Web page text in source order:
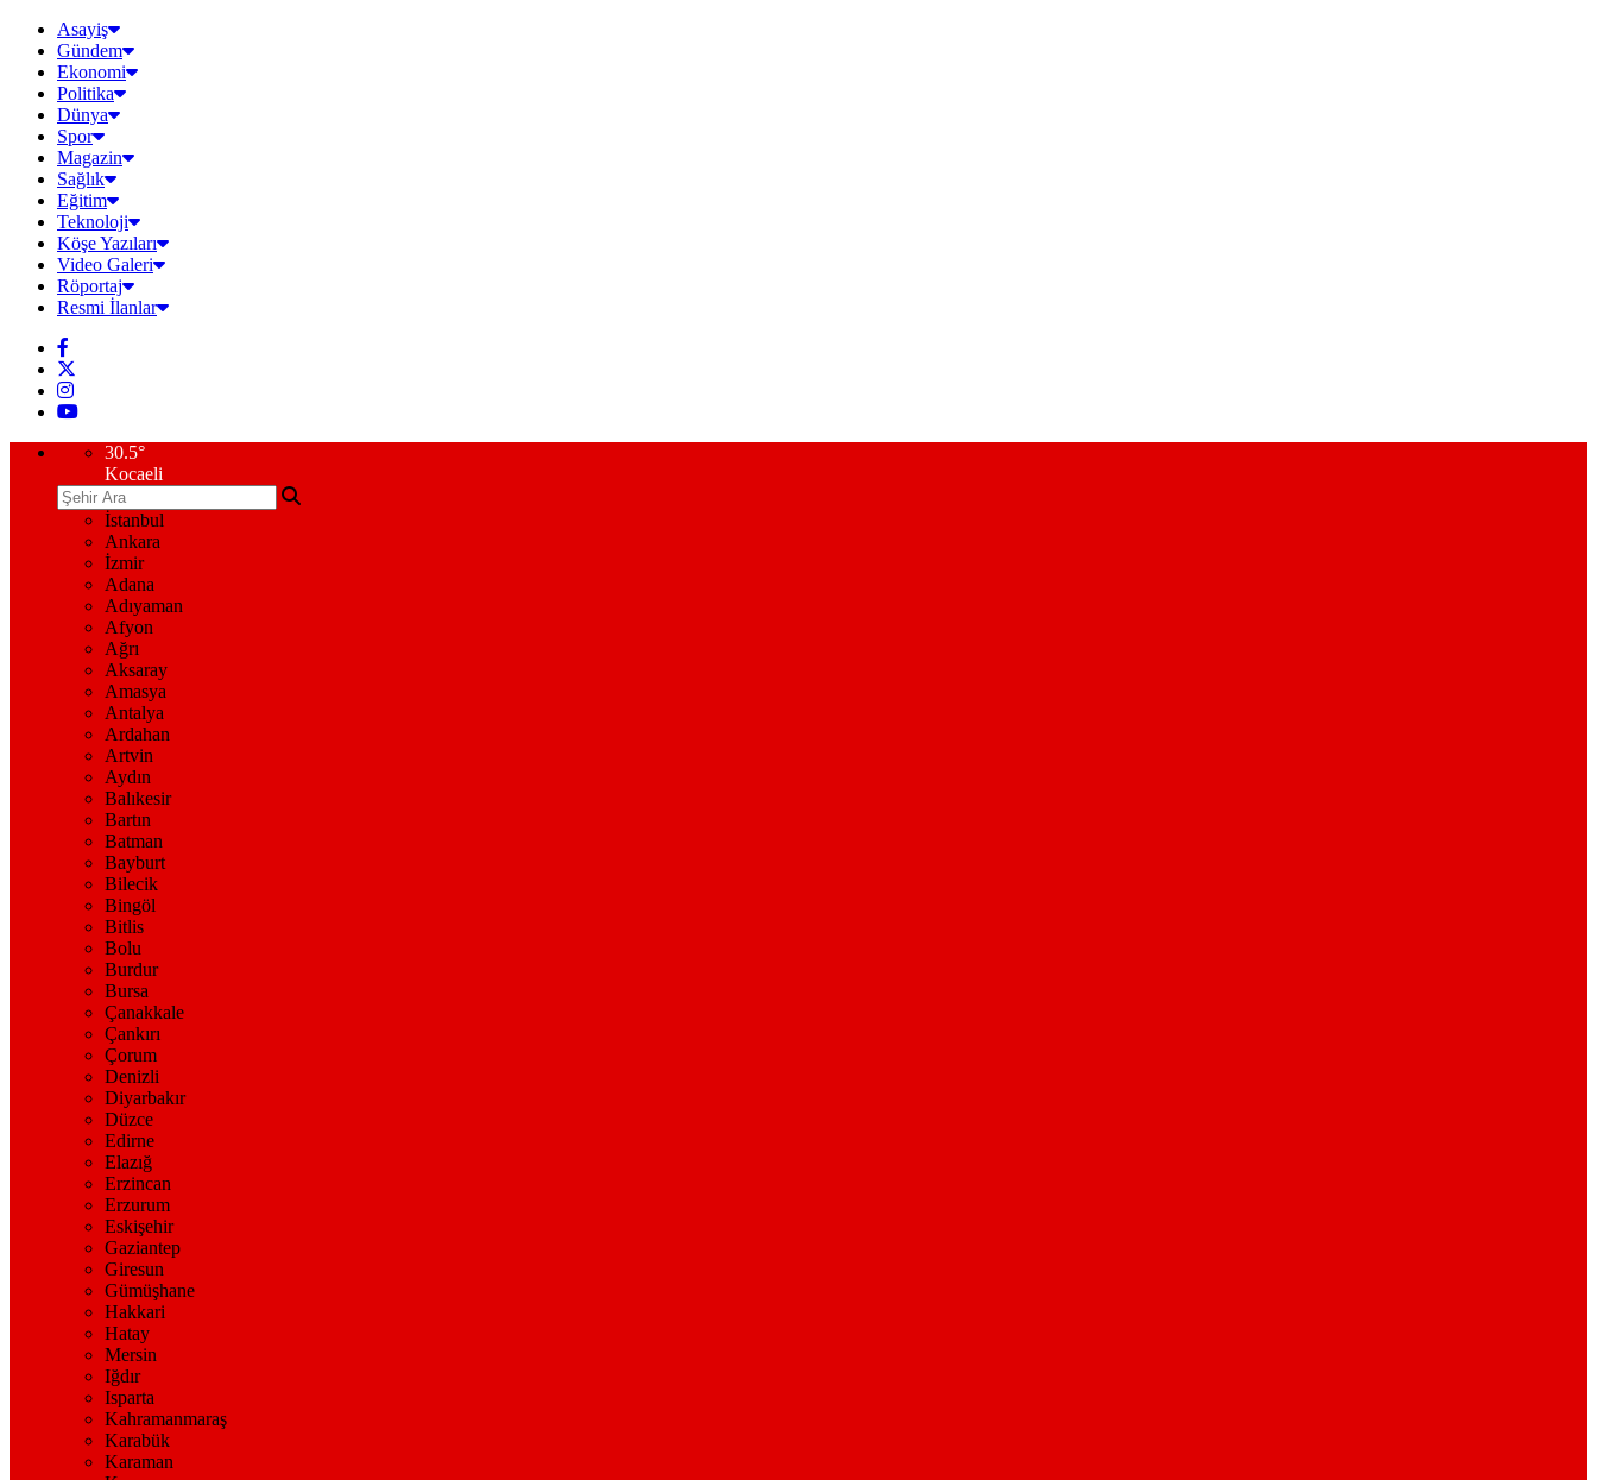
Asayiş
Gündem
Ekonomi
Politika
Dünya
Spor
Magazin
Sağlık
Eğitim
Teknoloji
Köşe Yazıları
Video Galeri
Röportaj
Resmi İlanlar
30.5°
Kocaeli
İstanbul
Ankara
İzmir
Adana
Adıyaman
Afyon
Ağrı
Aksaray
Amasya
Antalya
Ardahan
Artvin
Aydın
Balıkesir
Bartın
Batman
Bayburt
Bilecik
Bingöl
Bitlis
Bolu
Burdur
Bursa
Çanakkale
Çankırı
Çorum
Denizli
Diyarbakır
Düzce
Edirne
Elazığ
Erzincan
Erzurum
Eskişehir
Gaziantep
Giresun
Gümüşhane
Hakkari
Hatay
Mersin
Iğdır
Isparta
Kahramanmaraş
Karabük
Karaman